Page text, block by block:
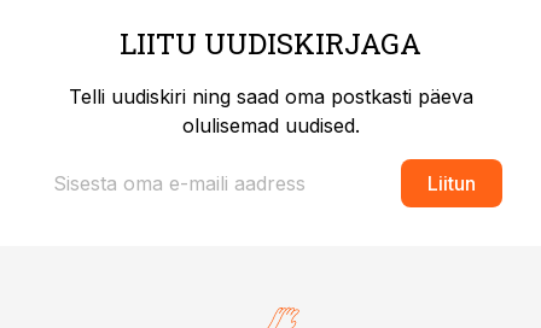
LIITU UUDISKIRJAGA
Telli uudiskiri ning saad oma postkasti päeva
olulisemad uudised.
Liitun